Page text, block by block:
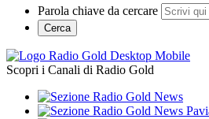
Parola chiave da cercare
Cerca
Scopri i Canali di Radio Gold